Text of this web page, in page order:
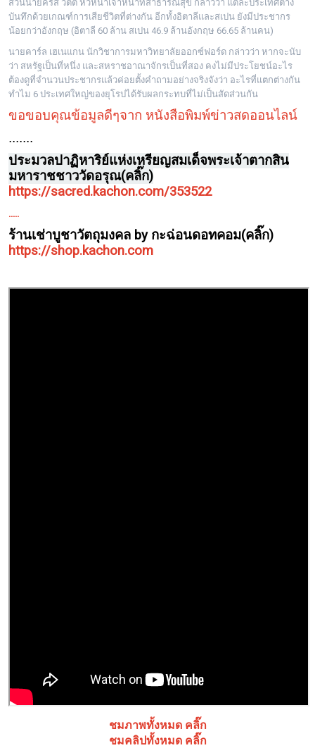
ส่วนนายคริส วิตตี หัวหน้าเจ้าหน้าที่สาธารณสุข กล่าวว่า แต่ละประเทศต่าง
บันทึกด้วยเกณฑ์การเสียชีวิตที่ต่างกัน อีกทั้งอิตาลีและสเปน ยังมีประชากร
น้อยกว่าอังกฤษ (อิตาลี 60 ล้าน สเปน 46.9 ล้านอังกฤษ 66.65 ล้านคน)
นายคาร์ล เฮเนแกน นักวิชาการมหาวิทยาลัยออกซ์ฟอร์ด กล่าวว่า หากจะนับ
ว่า สหรัฐเป็นที่หนึ่ง และสหราชอาณาจักรเป็นที่สอง คงไม่มีประโยชน์อะไร
ต้องดูที่จำนวนประชากรแล้วค่อยตั้งคำถามอย่างจริงจังว่า อะไรที่แตกต่างกัน
ทำไม 6 ประเทศใหญ่ของยุโรปได้รับผลกระทบที่ไม่เป็นสัดส่วนกัน
ขอขอบคุณข้อมูลดีๆจาก หนังสือพิมพ์ข่าวสดออนไลน์
.......
ประมวลปาฏิหาริย์แห่งเหรียญสมเด็จพระเจ้าตากสิน
มหาราชชาววัดอรุณ(คลิ๊ก)
https://sacred.kachon.com/353522
.....
ร้านเช่าบูชาวัตถุมงคล by กะฉ่อนดอทคอม(คลิ๊ก)
https://shop.kachon.com
ชมภาพทั้งหมด คลิ๊ก
ชมคลิปทั้งหมด คลิ๊ก